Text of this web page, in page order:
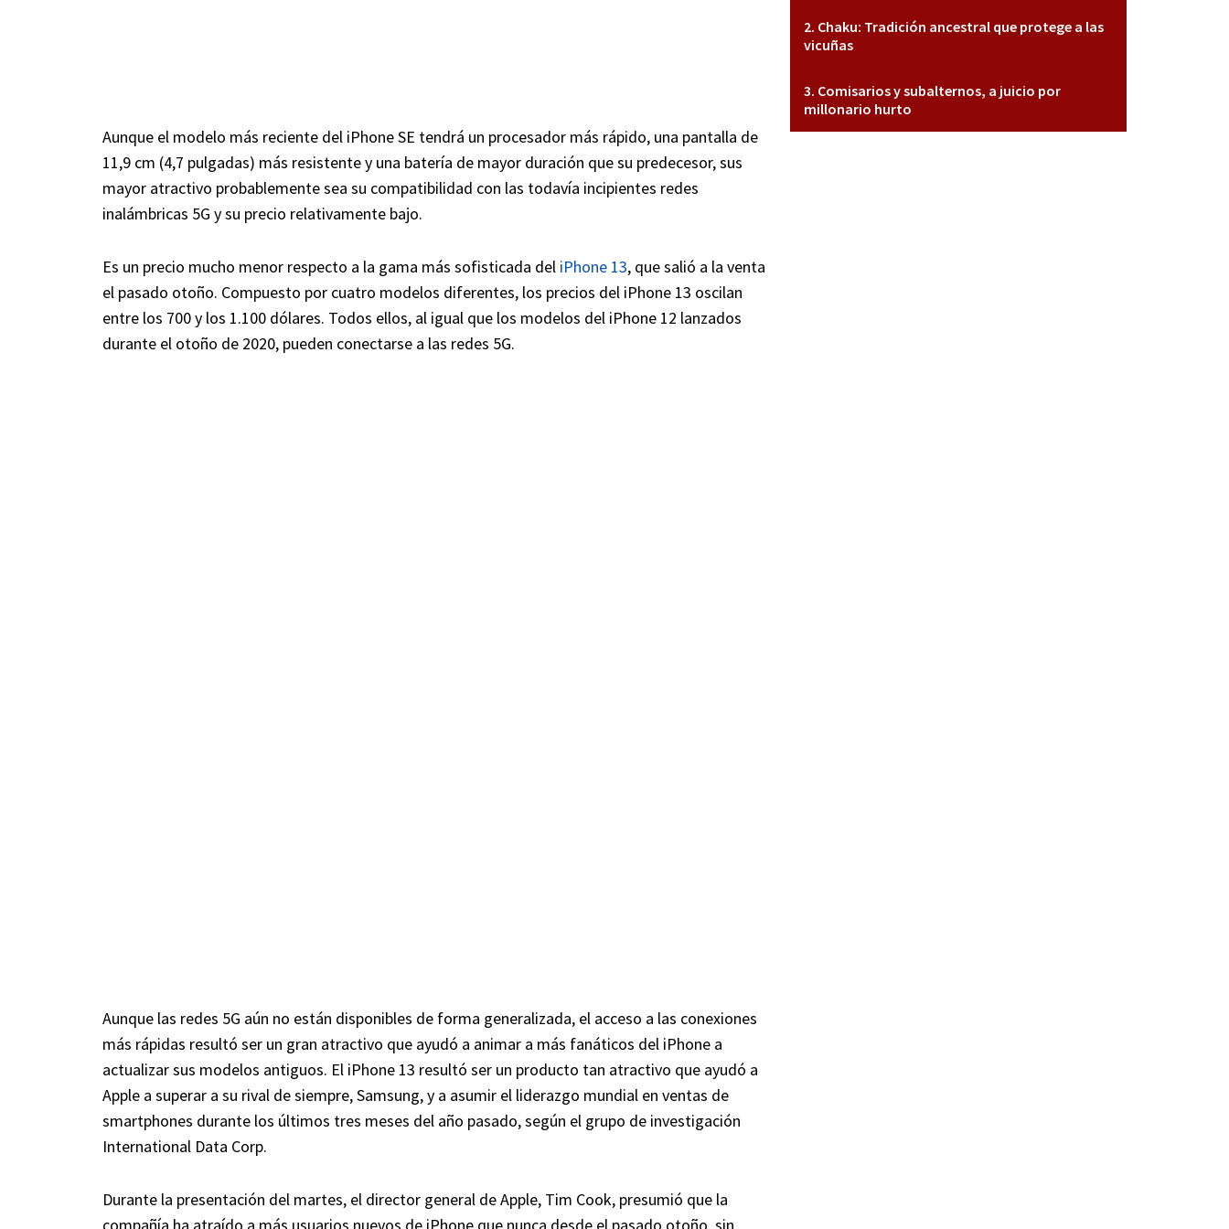
Aunque el modelo más reciente del iPhone SE tendrá un procesador más rápido, una pantalla de
11,9 cm (4,7 pulgadas) más resistente y una batería de mayor duración que su predecesor, sus
mayor atractivo probablemente sea su compatibilidad con las todavía incipientes redes
inalámbricas 5G y su precio relativamente bajo.
Es un precio mucho menor respecto a la gama más sofisticada del iPhone 13, que salió a la venta
el pasado otoño. Compuesto por cuatro modelos diferentes, los precios del iPhone 13 oscilan
entre los 700 y los 1.100 dólares. Todos ellos, al igual que los modelos del iPhone 12 lanzados
durante el otoño de 2020, pueden conectarse a las redes 5G.
Aunque las redes 5G aún no están disponibles de forma generalizada, el acceso a las conexiones
más rápidas resultó ser un gran atractivo que ayudó a animar a más fanáticos del iPhone a
actualizar sus modelos antiguos. El iPhone 13 resultó ser un producto tan atractivo que ayudó a
Apple a superar a su rival de siempre, Samsung, y a asumir el liderazgo mundial en ventas de
smartphones durante los últimos tres meses del año pasado, según el grupo de investigación
International Data Corp.
Durante la presentación del martes, el director general de Apple, Tim Cook, presumió que la
compañía ha atraído a más usuarios nuevos de iPhone que nunca desde el pasado otoño, sin
Chaku: Tradición ancestral que protege a las
vicuñas
Comisarios y subalternos, a juicio por
millonario hurto